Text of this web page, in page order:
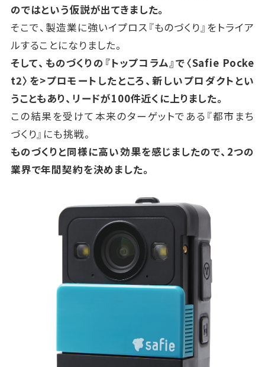
のではという仮説が出てきました。
そこで、製造業に強いイプロス『ものづくり』をトライア
ルすることになりました。
そして、ものづくりの『トップコラム』で〈Safie Pocke
t2〉を>プロモートしたところ、新しいプロダクトとい
うこともあり、リードが100件近くに上りました。
この結果を受けて本来のターゲットである『都市まち
づくり』にも挑戦。
ものづくりと同様に高い効果を感じましたので、 2つの
業界で年間契約を決めました。